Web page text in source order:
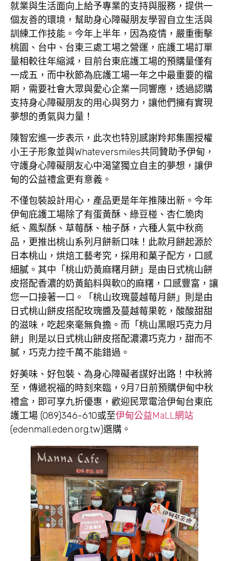
就業與生活面向上給予專業的支持與服務，提供一
個友善的環境，幫助身心障礙朋友學習自立生活與
訓練工作技能。今年上半年，因為疫情，嚴重衝擊
桃園、台中、台東三處工場之營運，庇護工場訂單
量相較往年縮減，目前台東庇護工場的預購量僅有
一成五，而中秋節為庇護工場一年之中最重要的檔
期，需要社會大眾與愛心企業一同響應，透過認購
支持身心障礙朋友的用心與努力，讓他們擁有實現
夢想的勇氣與力量！
陳智宏進一步表示，此次也特別感謝羚邦集團授權
小王子形象並與Whateversmiles共同贊助予伊甸，
守護身心障礙朋友心中渴望獨立自主的夢想，讓伊
甸的公益禮盒更有意義。
不僅包裝設計用心，產品更是年年推陳出新。今年
伊甸庇護工場除了有蛋黃酥、綠豆椪、杏仁脆肉
紙、鳳梨酥、草莓酥、柚子酥，六種人氣中秋商
品，更推出桃山系列月餅新口味！此款月餅起源於
日本桃山，烘焙工藝考究，採用和菓子配方，口感
細膩。其中「桃山奶黃麻糬月餅」是由日式桃山餅
皮搭配香濃的奶黃餡料與軟Q的麻糬，口感豐富，讓
您一口接著一口。「桃山玫瑰蔓越莓月餅」則是由
日式桃山餅皮搭配玫瑰醬及蔓越莓果乾，酸酸甜甜
的滋味，吃起來毫無負擔。而「桃山黑眼巧克力月
餅」則是以日式桃山餅皮搭配濃濃巧克力，甜而不
膩，巧克力控千萬不能錯過。
好美味、好包裝、為身心障礙者謀好出路！中秋將
至，傳遞祝福的時刻來臨，9月7日前預購伊甸中秋
禮盒，即可享九折優惠，歡迎民眾電洽伊甸台東庇
護工場 (089)346-610或至伊甸公益MaLL網站
(edenmall.eden.org.tw)選購。